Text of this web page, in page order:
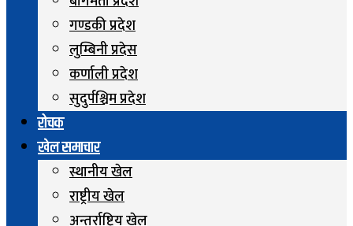
गण्डकी प्रदेश
लुम्बिनी प्रदेस
कर्णाली प्रदेश
सुदुर्पश्चिम प्रदेश
रोचक
खेल समाचार
स्थानीय खेल
राष्ट्रीय खेल
अन्तर्राष्ट्रिय खेल